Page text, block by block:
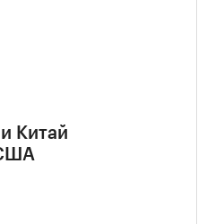
Китай